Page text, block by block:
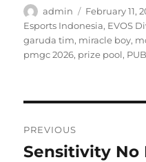
Author
admin
Posted
on
February 11,
Esports Indonesia, EVOS
garuda tim, miracle boy,
pmgc 2026, prize pool,
navigation
PREVIOUS
Previous
Sensitivity No